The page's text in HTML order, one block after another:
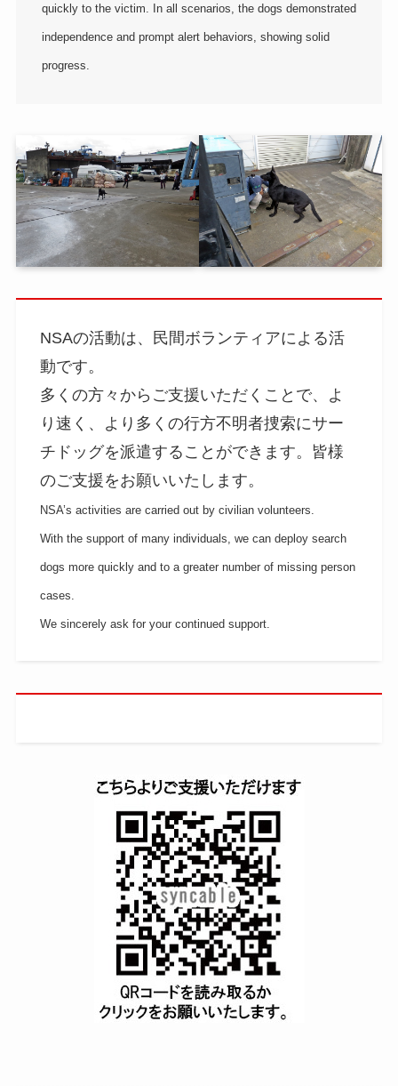
quickly to the victim. In all scenarios, the dogs demonstrated
independence and prompt alert behaviors, showing solid
progress.
NSAの活動は、民間ボランティアによる活
動です。
多くの方々からご支援いただくことで、よ
り速く、より多くの行方不明者捜索にサー
チドッグを派遣することができます。皆様
のご支援をお願いいたします。
NSA’s activities are carried out by civilian volunteers.
With the support of many individuals, we can deploy search
dogs more quickly and to a greater number of missing person
cases.
We sincerely ask for your continued support.